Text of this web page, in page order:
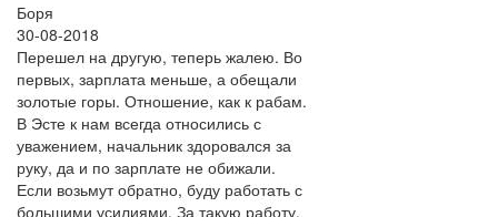
Боря
30-08-2018
Перешел на другую, теперь жалею. Во
первых, зарплата меньше, а обещали
золотые горы. Отношение, как к рабам.
В Эсте к нам всегда относились с
уважением, начальник здоровался за
руку, да и по зарплате не обижали.
Если возьмут обратно, буду работать с
большими усилиями. За такую работу,